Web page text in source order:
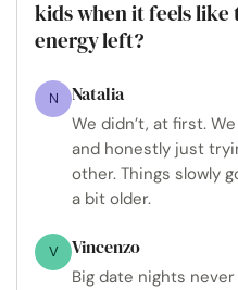
kids when it feels like
energy left?
N Natalia
We didn’t, at first.
and honestly just
other. Things slowly
a bit older.
V Vincenzo
Big date nights